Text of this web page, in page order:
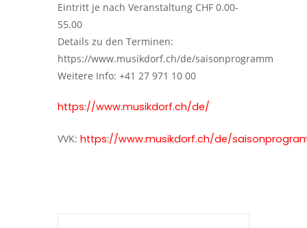
Eintritt je nach Veranstaltung CHF 0.00-
55.00
Details zu den Terminen:
https://www.musikdorf.ch/de/saisonprogramm
Weitere Info: +41 27 971 10 00
https://www.musikdorf.ch/de/
VVK: https://www.musikdorf.ch/de/